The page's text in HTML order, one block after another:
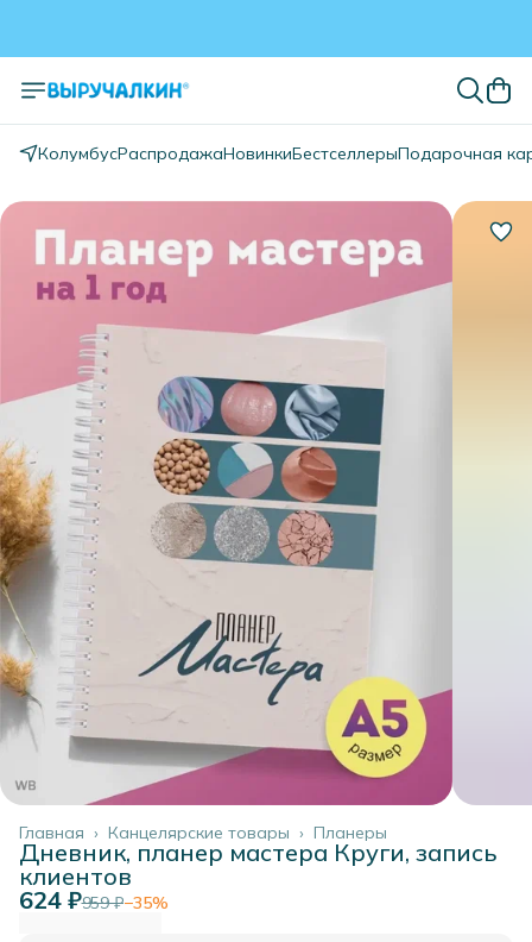
КолумбусРаспродажаНовинкиБестселлерыПодарочная
Планеры
Канцелярские товары ›
Главная ›
Дневник, планер мастера Круги, запись
клиентов
624 ₽959 ₽−35%